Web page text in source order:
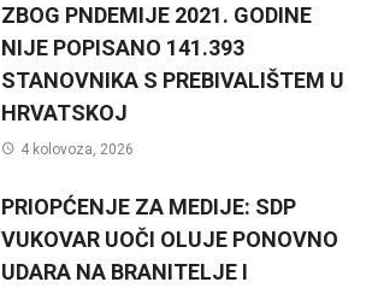
ZBOG PNDEMIJE 2021. GODINE
NIJE POPISANO 141.393
STANOVNIKA S PREBIVALIŠTEM U
HRVATSKOJ
4 kolovoza, 2026
PRIOPĆENJE ZA MEDIJE: SDP
VUKOVAR UOČI OLUJE PONOVNO
UDARA NA BRANITELJE I